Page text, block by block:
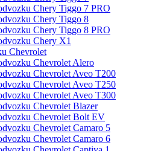
Chery Tiggo 7 PRO
Chery Tiggo 8
Chery Tiggo 8 PRO
Chery X1
Chevrolet
Chevrolet Alero
Chevrolet Aveo T200
Chevrolet Aveo T250
Chevrolet Aveo T300
Chevrolet Blazer
Chevrolet Bolt EV
Chevrolet Camaro 5
Chevrolet Camaro 6